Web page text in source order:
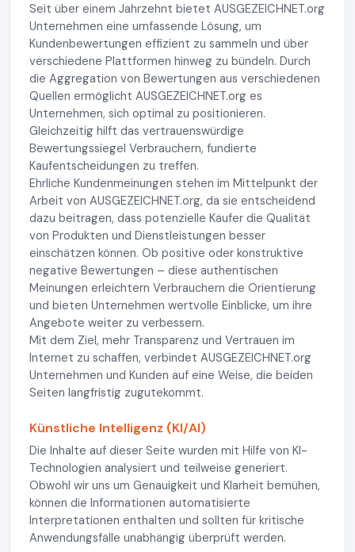
Seit über einem Jahrzehnt bietet AUSGEZEICHNET.org
Unternehmen eine umfassende Lösung, um
Kundenbewertungen effizient zu sammeln und über
verschiedene Plattformen hinweg zu bündeln. Durch
die Aggregation von Bewertungen aus verschiedenen
Quellen ermöglicht AUSGEZEICHNET.org es
Unternehmen, sich optimal zu positionieren.
Gleichzeitig hilft das vertrauenswürdige
Bewertungssiegel Verbrauchern, fundierte
Kaufentscheidungen zu treffen.
Ehrliche Kundenmeinungen stehen im Mittelpunkt der
Arbeit von AUSGEZEICHNET.org, da sie entscheidend
dazu beitragen, dass potenzielle Käufer die Qualität
von Produkten und Dienstleistungen besser
einschätzen können. Ob positive oder konstruktive
negative Bewertungen – diese authentischen
Meinungen erleichtern Verbrauchern die Orientierung
und bieten Unternehmen wertvolle Einblicke, um ihre
Angebote weiter zu verbessern.
Mit dem Ziel, mehr Transparenz und Vertrauen im
Internet zu schaffen, verbindet AUSGEZEICHNET.org
Unternehmen und Kunden auf eine Weise, die beiden
Seiten langfristig zugutekommt.
Künstliche Intelligenz (KI/AI)
Die Inhalte auf dieser Seite wurden mit Hilfe von KI-
Technologien analysiert und teilweise generiert.
Obwohl wir uns um Genauigkeit und Klarheit bemühen,
können die Informationen automatisierte
Interpretationen enthalten und sollten für kritische
Anwendungsfälle unabhängig überprüft werden.